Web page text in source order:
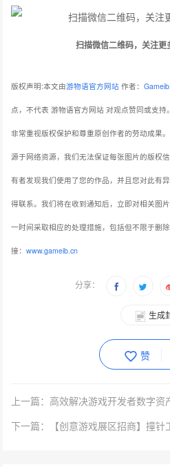
扫描微信二维码，关注更
版权声明:本文由游物语官方网站 作者：
点，不代表 游物语官方网站 对观点赞同或支持
非常重视版权保护和尊重原创作者的劳动成果
源于网络资源，我们无法保证每张图片的版权
有者发现我们使用了您的作品，并且您对此有
得联系。我们将在收到通知后，立即对相关图
一时间采取相应的处理措施，包括但不限于删
接：www.gameib.cn
分享：
生成
赞